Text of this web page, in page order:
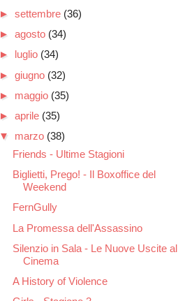
► settembre (36)
► agosto (34)
► luglio (34)
► giugno (32)
► maggio (35)
► aprile (35)
▼ marzo (38)
Friends - Ultime Stagioni
Biglietti, Prego! - Il Boxoffice del
Weekend
FernGully
La Promessa dell'Assassino
Silenzio in Sala - Le Nuove Uscite al
Cinema
A History of Violence